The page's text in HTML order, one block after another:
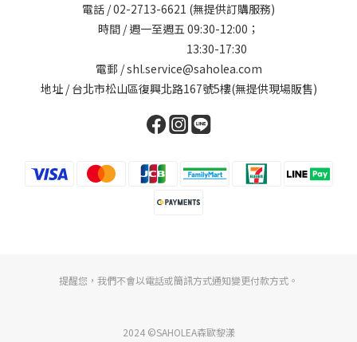
電話 /02-2713-6621 (無提供訂購服務)
時間 / 週一至週五 09:30-12:00；
13:30-17:30
電郵 / shl.service@saholea.com
地址 / 台北市松山區復興北路167號5樓(無提供現場販售)
提醒您，我們不會以電話或簡訊方式通知變更付款方式。
2024 ©SAHOLEA森歐黎漾